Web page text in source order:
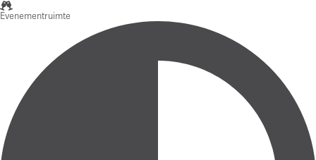
Evenementruimte